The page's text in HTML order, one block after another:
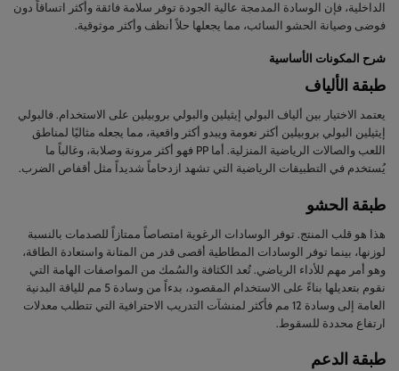
الداخلية، فإن الوسادة المدمجة عالية الجودة توفر سلامة فائقة وأكثر اتساقاً دون
فوضى وصيانة الحشو السائب، مما يجعلها حلاً أنظف وأكثر موثوقية.
شرح المكونات الأساسية
طبقة الألياف
يعتمد الاختيار بين ألياف البولي إيثيلين والبولي بروبيلين على الاستخدام. فالبولي
إيثيلين البولي بروبيلين أكثر نعومة ويبدو أكثر واقعية، مما يجعله مثاليًا لمناطق
اللعب والصالات الرياضية المنزلية. أما PP فهو أكثر مرونة وصلابة، وغالباً ما
يُستخدم في التطبيقات الرياضية التي تشهد ازدحاماً شديداً مثل أقفاص الضرب.
طبقة الحشو
هذا هو قلب المنتج. توفر الوسادات الرغوية امتصاصاً ممتازاً للصدمات بالنسبة
لوزنها، بينما توفر الوسادات المطاطية أقصى قدر من المتانة واستعادة الطاقة،
وهو أمر مهم للأداء الرياضي. تُعد الكثافة والسُمك من المواصفات الهامة التي
نقوم بتعديلها بناءً على الاستخدام المقصود، بدءاً من وسادة 5 مم للياقة البدنية
العامة إلى وسادة 12 مم فأكثر لمنشآت التدريب الاحترافية التي تتطلب معدلات
ارتفاع محددة للسقوط.
طبقة الدعم